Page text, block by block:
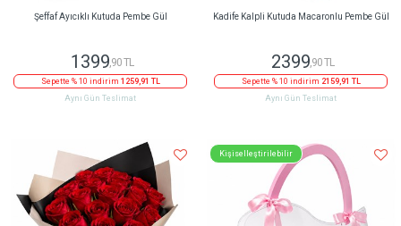
Şeffaf Ayıcıklı Kutuda Pembe Gül
1399,90 TL
Sepette % 10 indirim 1259,91 TL
Aynı Gün Teslimat
Kadife Kalpli Kutuda Macaronlu Pembe Gül
2399,90 TL
Sepette % 10 indirim 2159,91 TL
Aynı Gün Teslimat
Kişiselleştirilebilir